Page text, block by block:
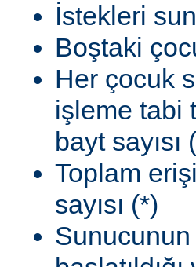
İstekleri
Boştaki
Her çocuk
işleme tabi
bayt sayısı
Toplam
sayısı (*)
Sunucunun